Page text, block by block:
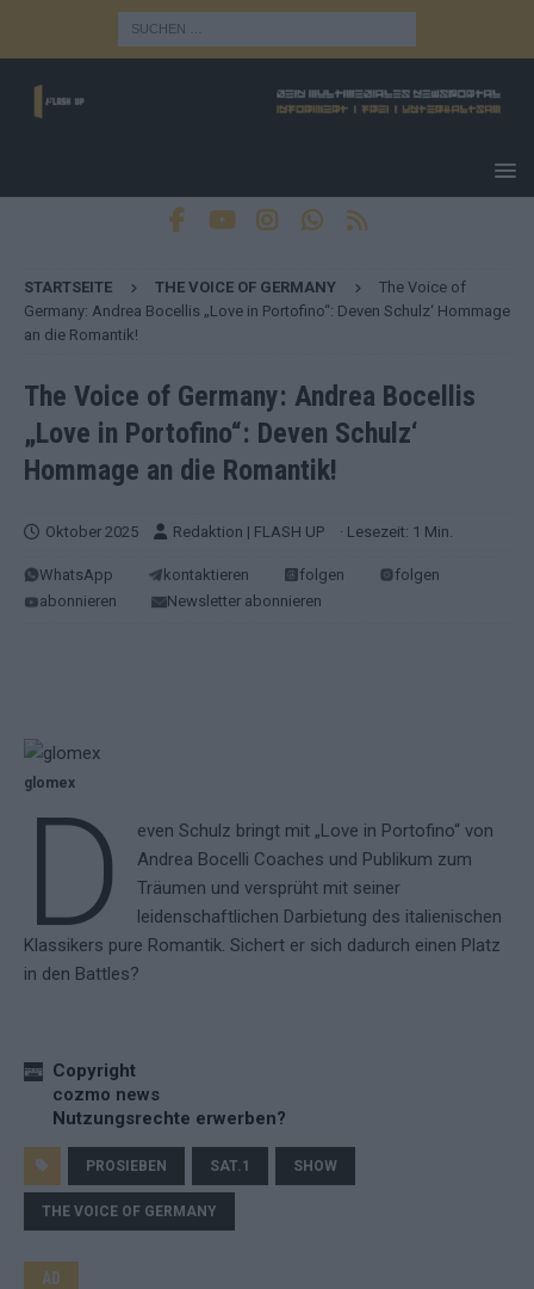
STARTSEITE THE VOICE OF GERMANY
The Voice of
Germany: Andrea Bocellis „Love in Portofino“: Deven Schulz‘ Hommage
an die Romantik!
The Voice of Germany: Andrea Bocellis
„Love in Portofino“: Deven Schulz‘
Hommage an die Romantik!
Oktober 2025 Redaktion | FLASH UP · Lesezeit: 1 Min.
WhatsApp kontaktieren folgen
folgen
abonnieren
Newsletter abonnieren
glomex
D
even Schulz bringt mit „Love in Portofino“ von
Andrea Bocelli Coaches und Publikum zum
Träumen und versprüht mit seiner
leidenschaftlichen Darbietung des italienischen
Klassikers pure Romantik. Sichert er sich dadurch einen Platz
in den Battles?
Copyright
cozmo news
Nutzungsrechte erwerben?
PROSIEBEN SAT.1 SHOW
THE VOICE OF GERMANY
AD